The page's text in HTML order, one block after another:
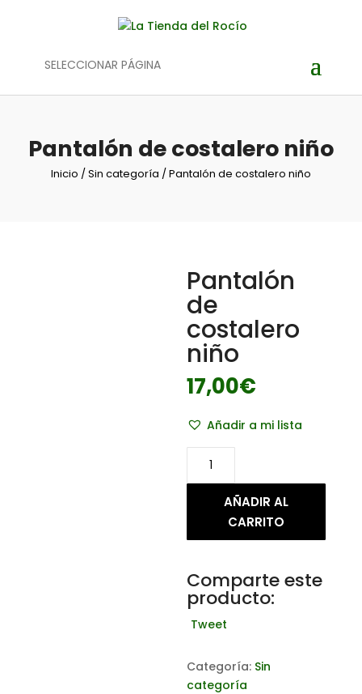
SELECCIONAR PÁGINA
Pantalón de costalero niño
Inicio /Sin categoría / Pantalón de costalero niño
Pantalón
de
costalero
niño
17,00€
Añadir a mi lista
costalero
cantidad
AÑADIR AL
CARRITO
Comparte este
producto:
Tweet
Categoría: Sin
categoría